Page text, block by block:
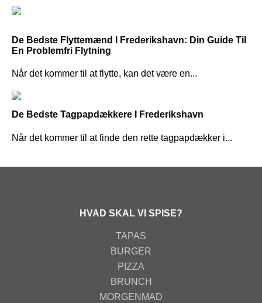
De Bedste Flyttemænd I Frederikshavn: Din Guide Til
En Problemfri Flytning
Når det kommer til at flytte, kan det være en...
De Bedste Tagpapdækkere I Frederikshavn
Når det kommer til at finde den rette tagpapdækker i...
HVAD SKAL VI SPISE?
TAPAS
BURGER
PIZZA
BRUNCH
MORGENMAD